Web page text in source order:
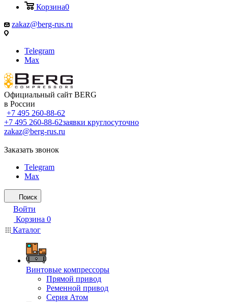
Корзина0
zakaz@berg-rus.ru
Telegram
Max
Официальный сайт BERG
в России
+7 495 260-88-62
+7 495 260-88-62заявки круглосуточно
zakaz@berg-rus.ru
Заказать звонок
Telegram
Max
Поиск
Войти
Корзина 0
Каталог
Винтовые компрессоры
Прямой привод
Ременной привод
Серия Атом